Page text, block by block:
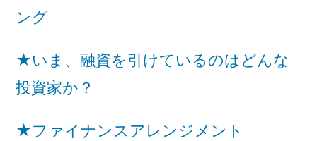
ング
★いま、融資を引けているのはどんな
投資家か？
★ファイナンスアレンジメント